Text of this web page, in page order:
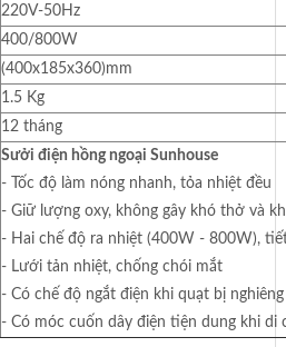
220V-50Hz
400/800W
(400x185x360)mm
1.5 Kg
12 tháng
Sưởi điện hồng ngoại Sunhouse
- Tốc độ làm nóng nhanh, tỏa nhiệt đều
- Giữ lượng oxy, không gây khó thở và
- Hai chế độ ra nhiệt (400W - 800W),
- Lưới tản nhiệt, chống chói mắt
- Có chế độ ngắt điện khi quạt bị
- Có móc cuốn dây điện tiện dung khi di